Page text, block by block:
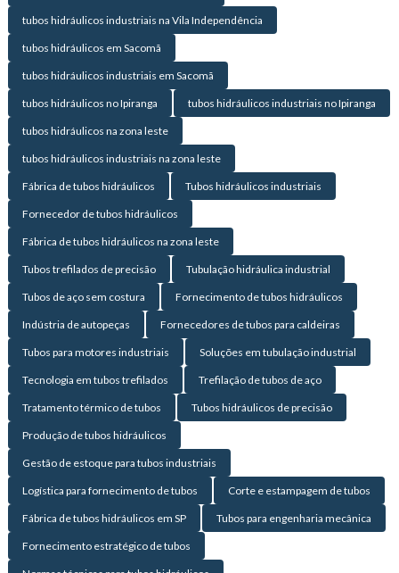
tubos hidráulicos industriais na Vila Independência
tubos hidráulicos em Sacomã
tubos hidráulicos industriais em Sacomã
tubos hidráulicos no Ipiranga tubos hidráulicos industriais no Ipiranga
tubos hidráulicos na zona leste
tubos hidráulicos industriais na zona leste
Fábrica de tubos hidráulicos Tubos hidráulicos industriais
Fornecedor de tubos hidráulicos
Fábrica de tubos hidráulicos na zona leste
Tubos trefilados de precisão Tubulação hidráulica industrial
Tubos de aço sem costura Fornecimento de tubos hidráulicos
Indústria de autopeças Fornecedores de tubos para caldeiras
Tubos para motores industriais Soluções em tubulação industrial
Tecnologia em tubos trefilados Trefilação de tubos de aço
Tratamento térmico de tubos Tubos hidráulicos de precisão
Produção de tubos hidráulicos
Gestão de estoque para tubos industriais
Logística para fornecimento de tubos Corte e estampagem de tubos
Fábrica de tubos hidráulicos em SP Tubos para engenharia mecânica
Fornecimento estratégico de tubos